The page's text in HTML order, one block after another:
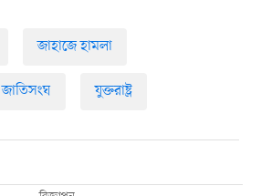
জাহাজে হামলা
জাতিসংঘ যুক্তরাষ্ট্র